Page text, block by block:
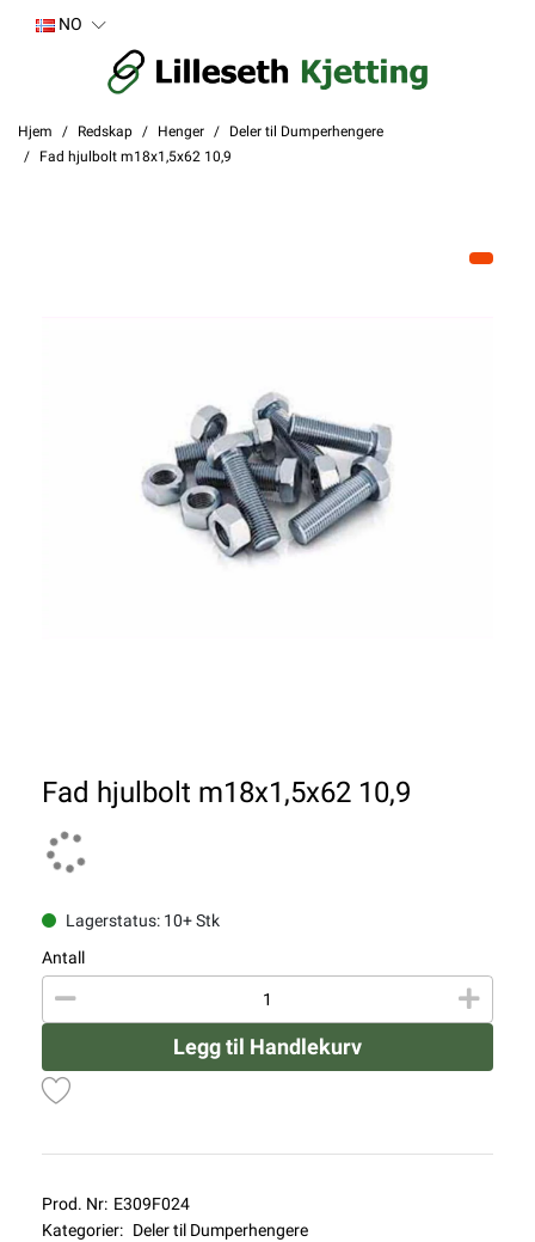
NO
Hjem Redskap Henger
Deler til Dumperhengere
Fad hjulbolt m18x1,5x62 10,9
Fad hjulbolt m18x1,5x62 10,9
Lagerstatus: 10+ Stk
Antall
Legg til Handlekurv
Prod. Nr: E309F024
Kategorier: Deler til Dumperhengere